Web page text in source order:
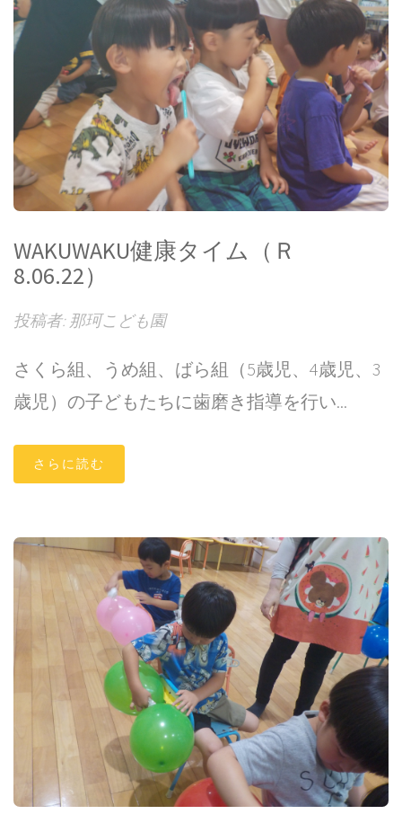
WAKUWAKU健康タイム（Ｒ
8.06.22）
投稿者: 那珂こども園
さくら組、うめ組、ばら組（5歳児、4歳児、3
歳児）の子どもたちに歯磨き指導を行い...
さらに読む